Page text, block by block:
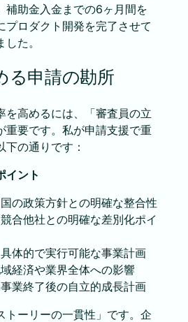
補助金入金までの6ヶ月間を
プロダクト開発を完了させて
た。
る申請の勘所
を高めるには、「審査員の立
重要です。私が申請支援で重
の通りです：
イント
の政策方針との明確な整合性
合他社との明確な差別化ポイ
体的で実行可能な事業計画
経済や業界全体への影響
業終了後の自立的成長計画
トーリーの一貫性」です。企